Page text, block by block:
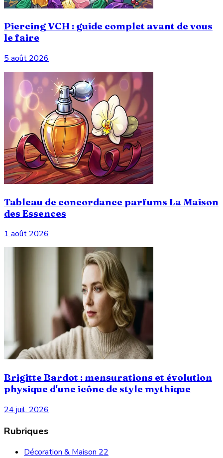
Piercing VCH : guide complet avant de vous
le faire
5 août 2026
Tableau de concordance parfums La Maison
des Essences
1 août 2026
Brigitte Bardot : mensurations et évolution
physique d'une icône de style mythique
24 juil. 2026
Rubriques
Décoration & Maison 22